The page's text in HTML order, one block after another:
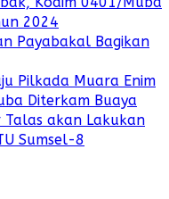
2024
Payabakal Bagikan
Pilkada Muara Enim
Diterkam Buaya
Talas akan Lakukan
Sumsel-8